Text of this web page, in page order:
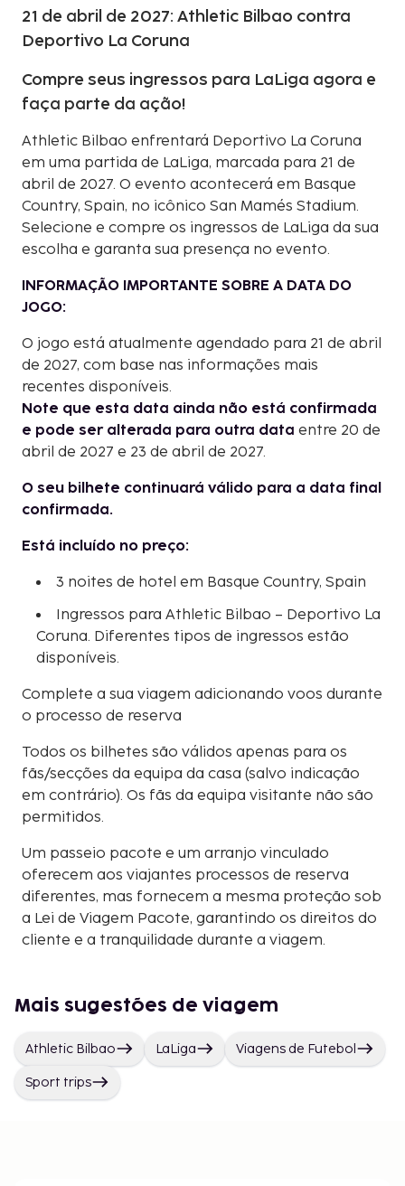
21 de abril de 2027: Athletic Bilbao contra
Deportivo La Coruna
Compre seus ingressos para LaLiga agora e
faça parte da ação!
Athletic Bilbao enfrentará Deportivo La Coruna
em uma partida de LaLiga, marcada para 21 de
abril de 2027. O evento acontecerá em Basque
Country, Spain, no icônico San Mamés Stadium.
Selecione e compre os ingressos de LaLiga da sua
escolha e garanta sua presença no evento.
INFORMAÇÃO IMPORTANTE SOBRE A DATA DO
JOGO:
O jogo está atualmente agendado para 21 de abril
de 2027, com base nas informações mais
recentes disponíveis.
Note que esta data ainda não está confirmada
e pode ser alterada para outra data entre 20 de
abril de 2027 e 23 de abril de 2027.
O seu bilhete continuará válido para a data final
confirmada.
Está incluído no preço:
3 noites de hotel em Basque Country, Spain
Ingressos para Athletic Bilbao – Deportivo La
Coruna. Diferentes tipos de ingressos estão
disponíveis.
Complete a sua viagem adicionando voos durante
o processo de reserva
Todos os bilhetes são válidos apenas para os
fãs/secções da equipa da casa (salvo indicação
em contrário). Os fãs da equipa visitante não são
permitidos.
Um passeio pacote e um arranjo vinculado
oferecem aos viajantes processos de reserva
diferentes, mas fornecem a mesma proteção sob
a Lei de Viagem Pacote, garantindo os direitos do
cliente e a tranquilidade durante a viagem.
Mais sugestões de viagem
Athletic Bilbao LaLiga Viagens de Futebol
Sport trips